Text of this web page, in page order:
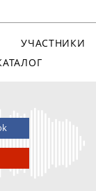
УЧАСТНИКИ